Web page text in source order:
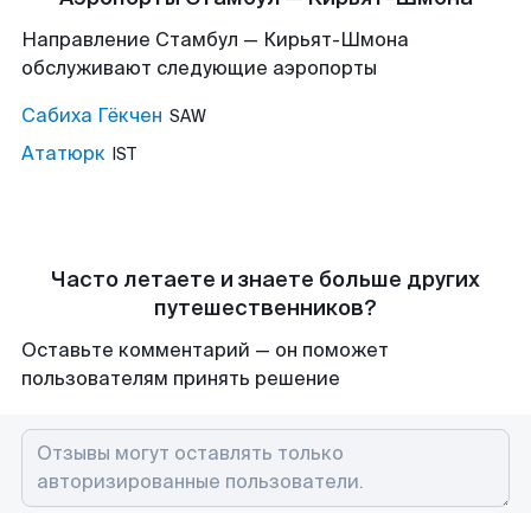
Направление Стамбул — Кирьят-Шмона
обслуживают следующие аэропорты
Сабиха Гёкчен SAW
Ататюрк IST
Часто летаете и знаете больше других
путешественников?
Оставьте комментарий — он поможет
пользователям принять решение